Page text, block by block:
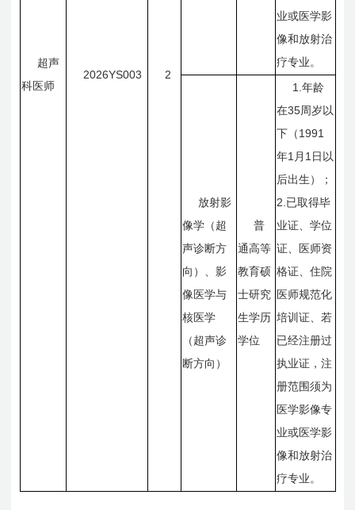
超声
科医师
2026YS003 2
业或医学影
像和放射治
疗专业。
放射影
像学（超
声诊断方
向）、影
像医学与
核医学
（超声诊
断方向）
普
通高等
教育硕
士研究
生学历
学位
1. 年龄
在35周岁以
下（ 1991
年1 月 1 日 以
后出生）；
2. 已取得毕
业证、学位
证、医师资
格证、住院
医师规范化
培训证、若
已经注册过
执业证，注
册范围须为
医学影像专
业或医学影
像和放射治
疗专业。